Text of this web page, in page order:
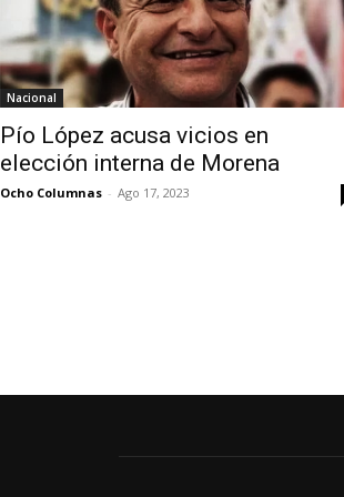
Nacional
Pío López acusa vicios en
elección interna de Morena
Ocho Columnas - Ago 17, 2023